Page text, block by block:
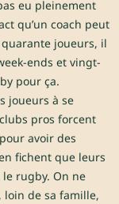
eu pleinement
qu’un coach peut
joueurs, il
ends et vingt-
pour ça.
joueurs à se
pros forcent
avoir des
fichent que leurs
rugby. On ne
loin de sa famille,